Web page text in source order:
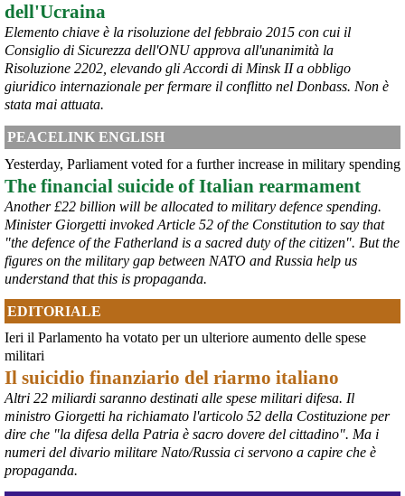
@peacelink
6/8/2026 21:36
giornalerossoblu.it/ex-ilva-sc
il Governo ha annunciato l’intenzione di predisporre un
provvedimento straordinario per attenuare le conseguenze
economiche e sociali dello stop dell’area a caldo, invitando le
rappresentanze del territorio a presentare proposte operative.
#ILVA #Taranto
@peacelink - 6/8/2026 21:35
Ultimi cento milioni di euro per l’ex Ilva, poi non saranno più
possibili nuovi aiuti di Stato. Lo ha confermato il ministro Adolfo
Urso durante l’incontro al Mimit con le imprese dell’indotto: la
tranche conclusiva del prestito autorizzato dall’Unione europea
dell'Ucraina
Elemento chiave è la risoluzione del febbraio 2015 con cui il
Consiglio di Sicurezza dell'ONU approva all'unanimità la
Risoluzione 2202, elevando gli Accordi di Minsk II a obbligo
giuridico internazionale per fermare il conflitto nel Donbass. Non è
stata mai attuata.
PEACELINK ENGLISH
Yesterday, Parliament voted for a further increase in military spending
The financial suicide of Italian rearmament
Another £22 billion will be allocated to military defence spending.
Minister Giorgetti invoked Article 52 of the Constitution to say that
"the defence of the Fatherland is a sacred duty of the citizen". But the
figures on the military gap between NATO and Russia help us
understand that this is propaganda.
EDITORIALE
Ieri il Parlamento ha votato per un ulteriore aumento delle spese
militari
Il suicidio finanziario del riarmo italiano
Altri 22 miliardi saranno destinati alle spese militari difesa. Il
ministro Giorgetti ha richiamato l'articolo 52 della Costituzione per
dire che "la difesa della Patria è sacro dovere del cittadino". Ma i
numeri del divario militare Nato/Russia ci servono a capire che è
propaganda.